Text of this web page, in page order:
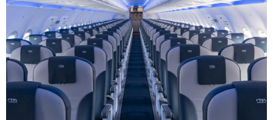
08/01 Trip.com) 海外ホテル2%OFFクーポン TRIP1
08/01 エアトリ) 海外航空券(60日前) 1,000円OFFクーポン
08/01 Trip.com) 海外航空券1%OFFクーポン TRIP2
07/27 Trip.com) タイ旅行 最大50%OFFセール
Trip.com) ホテル 1,500円OFFクーポン